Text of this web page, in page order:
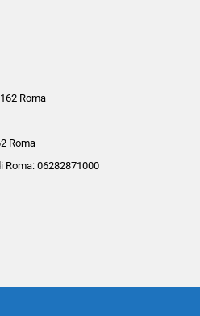
Roma
Roma
Roma: 06282871000